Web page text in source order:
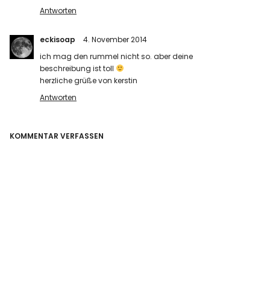
Antworten
eckisoap
4. November 2014
ich mag den rummel nicht so. aber deine
beschreibung ist toll
herzliche grüße von kerstin
Antworten
KOMMENTAR VERFASSEN